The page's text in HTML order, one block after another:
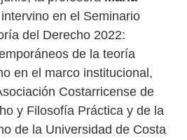
intervino en el Seminario
del Derecho 2022:
de la teoría
en el marco institucional,
Costarricense de
y Filosofía Práctica y de la
de la Universidad de Costa